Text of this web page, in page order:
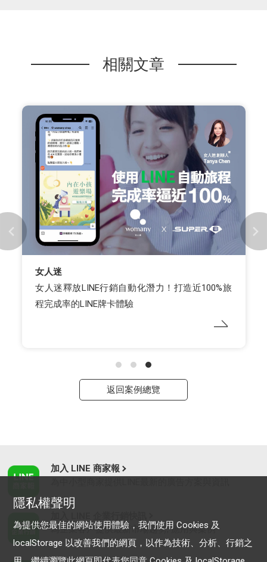
相關文章
女人迷
女人迷釋放LINE行銷自動化潛力！打造近100%旅
程完成率的LINE牌卡體驗
返回案例總覽
加入 LINE 商家報
為企業客戶提供最新市場趨勢, 應用與案例
隱私權聲明
為提供您最佳的網站使用體驗，我們使用 Cookies 及
localStorage 以改善我們的網頁，以作為技術、分析、行銷之